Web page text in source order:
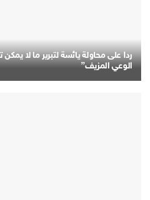
ردا على محاولة يائسة لتبرير ما لا
الوعي المزيف”